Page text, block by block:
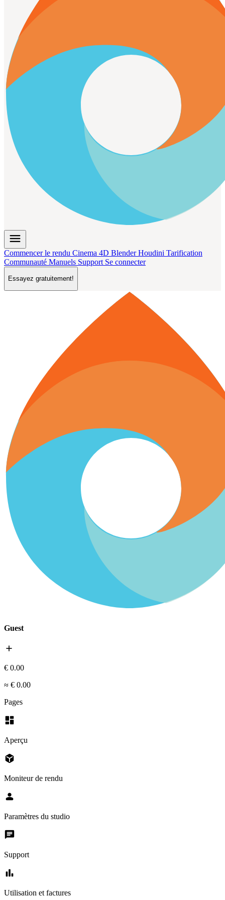
menu
Commencer le rendu Cinema 4D BlenderHoudini Tarification
Communauté Manuels Support Se connecter
Essayez gratuitement!
Guest
add
€ 0.00
≈ € 0.00
Pages
dashboard
Aperçu
deployed_code
Moniteur de rendu
person
Paramètres du studio
chat
Support
bar_chart
Utilisation et factures